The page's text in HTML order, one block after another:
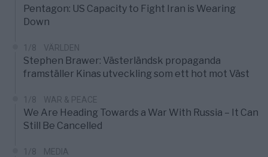
Pentagon: US Capacity to Fight Iran is Wearing
Down
1/8 VÄRLDEN
Stephen Brawer: Västerländsk propaganda
framställer Kinas utveckling som ett hot mot Väst
1/8 WAR & PEACE
We Are Heading Towards a War With Russia – It Can
Still Be Cancelled
1/8 MEDIA